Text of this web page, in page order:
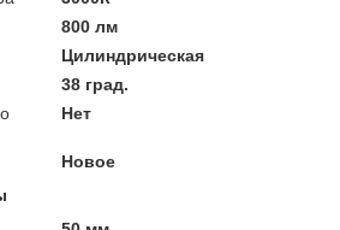
800 лм
Цилиндрическая
38 град.
Нет
Новое